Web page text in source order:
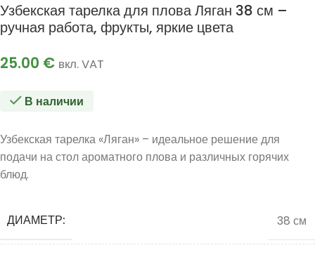
Узбекская тарелка для плова Ляган 38 см –
ручная работа, фрукты, яркие цвета
25.00 € вкл. VAT
В наличии
Узбекская тарелка «Ляган» – идеальное решение для
подачи на стол ароматного плова и различных горячих
блюд.
ДИАМЕТР: 38 см